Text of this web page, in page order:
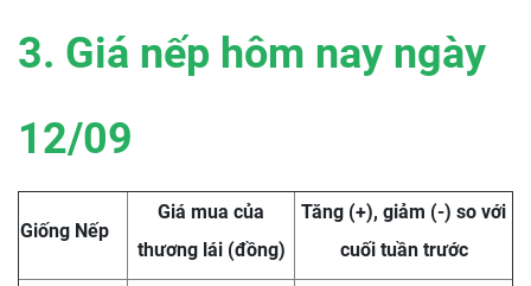
3. Giá nếp hôm nay ngày
12/09
Giống Nếp
Giá mua của
thương lái (đồng)
Tăng (+), giảm (-) so với
cuối tuần trước